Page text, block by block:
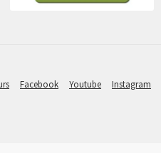
Facebook Youtube Instagram